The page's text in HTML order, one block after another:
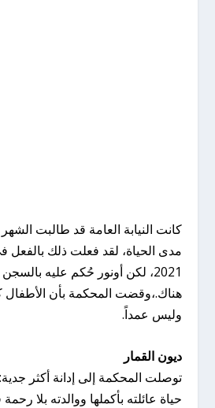
كانت النيابة العامة قد طالبت
مدى الحياة، لقد فعلت ذلك
هناك.،وقضت المحكمة بأن الأطفال
وليس عمداً.
ديون القمار
توصلت المحكمة إلى إدانة أكثر
حياة عائلته بأكملها ووالدته بلا